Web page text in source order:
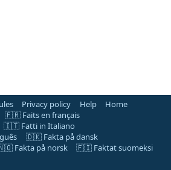
Privacy policy Help
Home
🇫🇷 Faits en français
🇮🇹 Fatti in Italiano
🇩🇰 Fakta på dansk
Fakta på norsk
🇫🇮 Faktat suomeksi